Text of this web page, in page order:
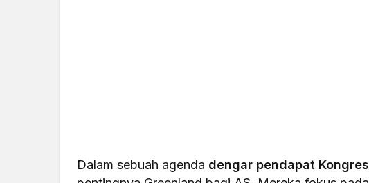
Dalam sebuah agenda dengar pendapat Kongres